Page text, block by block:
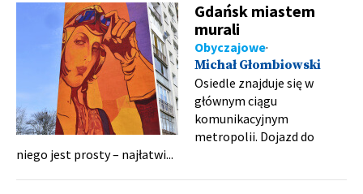
Gdańsk miastem
murali
Obyczajowe
Michał Głombiowski
Osiedle znajduje się w
głównym ciągu
komunikacyjnym
metropolii. Dojazd do
niego jest prosty – najłatwi...